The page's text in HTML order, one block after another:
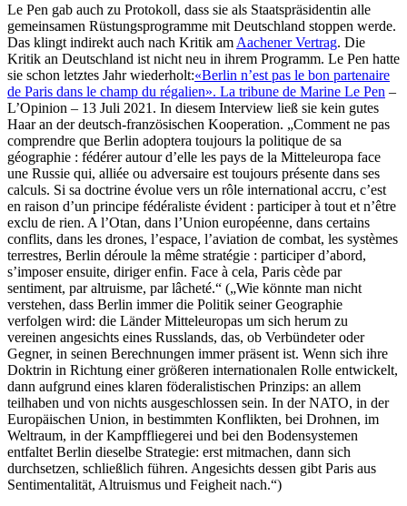
Le Pen gab auch zu Protokoll, dass sie als Staatspräsidentin alle
gemeinsamen Rüstungsprogramme mit Deutschland stoppen werde.
Das klingt indirekt auch nach Kritik am Aachener Vertrag. Die
Kritik an Deutschland ist nicht neu in ihrem Programm. Le Pen hatte
sie schon letztes Jahr wiederholt:«Berlin n’est pas le bon partenaire
de Paris dans le champ du régalien». La tribune de Marine Le Pen –
L’Opinion – 13 Juli 2021. In diesem Interview ließ sie kein gutes
Haar an der deutsch-französischen Kooperation. „Comment ne pas
comprendre que Berlin adoptera toujours la politique de sa
géographie : fédérer autour d’elle les pays de la Mitteleuropa face
une Russie qui, alliée ou adversaire est toujours présente dans ses
calculs. Si sa doctrine évolue vers un rôle international accru, c’est
en raison d’un principe fédéraliste évident : participer à tout et n’être
exclu de rien. A l’Otan, dans l’Union européenne, dans certains
conflits, dans les drones, l’espace, l’aviation de combat, les systèmes
terrestres, Berlin déroule la même stratégie : participer d’abord,
s’imposer ensuite, diriger enfin. Face à cela, Paris cède par
sentiment, par altruisme, parlâcheté.“ („Wie könnte man nicht
verstehen, dass Berlin immer die Politik seiner Geographie
verfolgen wird: die Länder Mitteleuropas um sich herum zu
vereinen angesichts eines Russlands, das, ob Verbündeter oder
Gegner, in seinen Berechnungen immer präsent ist. Wenn sich ihre
Doktrin in Richtung einer größeren internationalen Rolle entwickelt,
dann aufgrund eines klaren föderalistischen Prinzips: an allem
teilhaben und von nichts ausgeschlossen sein. In der NATO, in der
Europäischen Union, in bestimmten Konflikten, bei Drohnen, im
Weltraum, in der Kampffliegerei und bei den Bodensystemen
entfaltet Berlin dieselbe Strategie: erst mitmachen, dann sich
durchsetzen, schließlich führen. Angesichts dessen gibt Paris aus
Sentimentalität, Altruismus und Feigheit nach.“)